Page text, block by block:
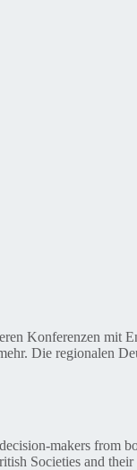
Konferenzen mit
Die regionalen
makers from
Societies and their